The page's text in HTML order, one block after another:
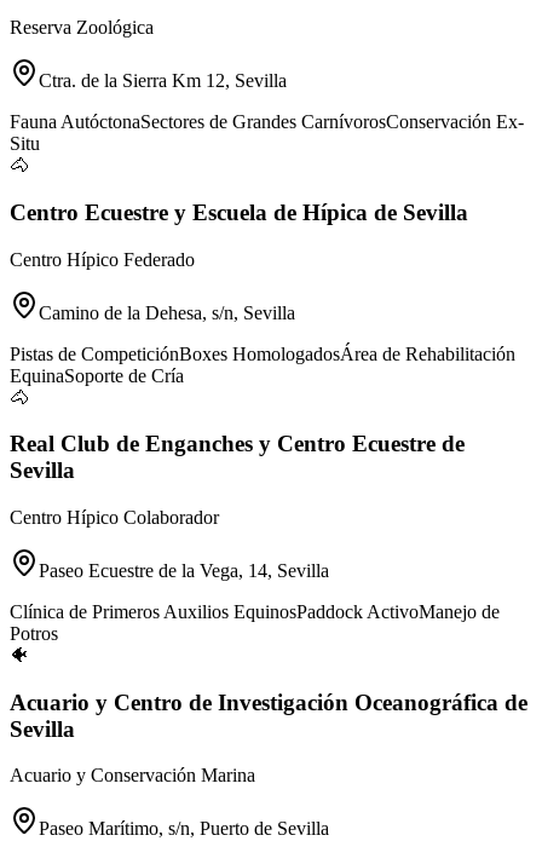
Reserva Zoológica
Ctra. de la Sierra Km 12, Sevilla
Fauna AutóctonaSectores de Grandes CarnívorosConservación Ex-
Situ
🐴
Centro Ecuestre y Escuela de Hípica de Sevilla
Centro Hípico Federado
Camino de la Dehesa, s/n, Sevilla
Pistas de CompeticiónBoxes HomologadosÁrea de Rehabilitación
EquinaSoporte de Cría
🐴
Real Club de Enganches y Centro Ecuestre de
Sevilla
Centro Hípico Colaborador
Paseo Ecuestre de la Vega, 14, Sevilla
Clínica de Primeros Auxilios EquinosPaddock ActivoManejo de
Potros
🐠
Acuario y Centro de Investigación Oceanográfica de
Sevilla
Acuario y Conservación Marina
Paseo Marítimo, s/n, Puerto de Sevilla